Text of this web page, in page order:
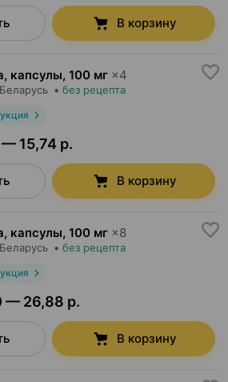
В корзину
капсулы, 100 мг ×4
, Беларусь • без рецепта
— 15,74 р.
В корзину
капсулы, 100 мг ×8
, Беларусь • без рецепта
— 26,88 р.
В корзину